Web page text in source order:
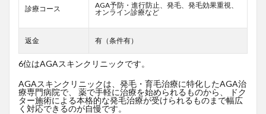
診療コース
AGA予防・進行防止、発毛、発毛効果重視、
オンライン診療など
返金 有（条件有）
6位はAGAスキンクリニックです。
AGAスキンクリニックは、発毛・育毛治療に特化したAGA治
療専門病院で、 薬で手軽に治療を始められるものから、 ドク
ター施術による本格的な発毛治療が受けられるものまで幅広
く対応できるのが自慢です。